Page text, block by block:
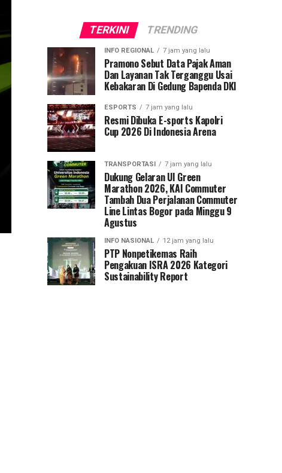
TERKINI TRENDING
INFO REGIONAL 7 jam yang lalu
Pramono Sebut Data Pajak Aman
Dan Layanan Tak Terganggu Usai
Kebakaran Di Gedung Bapenda DKI
ESPORTS 7 jam yang lalu
Resmi Dibuka E-sports Kapolri
Cup 2026 Di Indonesia Arena
TRANSPORTASI 7 jam yang lalu
Dukung Gelaran UI Green
Marathon 2026, KAI Commuter
Tambah Dua Perjalanan Commuter
Line Lintas Bogor pada Minggu 9
Agustus
INFO NASIONAL 12 jam yang lalu
PTP Nonpetikemas Raih
Pengakuan ISRA 2026 Kategori
Sustainability Report